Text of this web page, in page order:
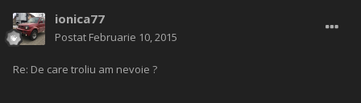
ionica77
Postat Februarie 10, 2015
Re: De care troliu am nevoie ?